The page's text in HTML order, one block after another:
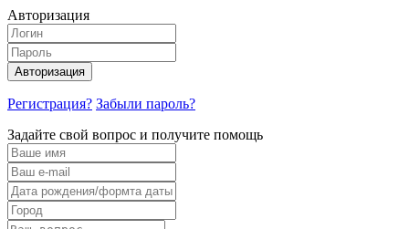
Авторизация
Авторизация
Регистрация? Забыли пароль?
Задайте свой вопрос и получите помощь